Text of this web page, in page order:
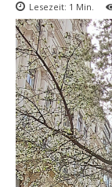
Lesezeit: 1 Min.